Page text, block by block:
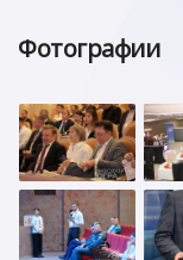
Фотографии